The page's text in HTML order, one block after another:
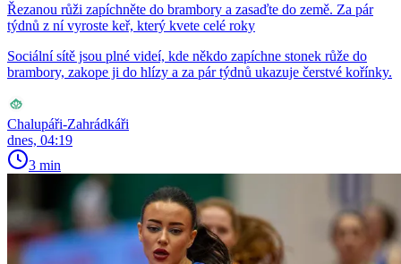
Řezanou růži zapíchněte do brambory a zasaďte do země. Za pár
týdnů z ní vyroste keř, který kvete celé roky
Sociální sítě jsou plné videí, kde někdo zapíchne stonek růže do
brambory, zakope ji do hlízy a za pár týdnů ukazuje čerstvé kořínky.
Chalupáři-Zahrádkáři
dnes, 04:19
3 min